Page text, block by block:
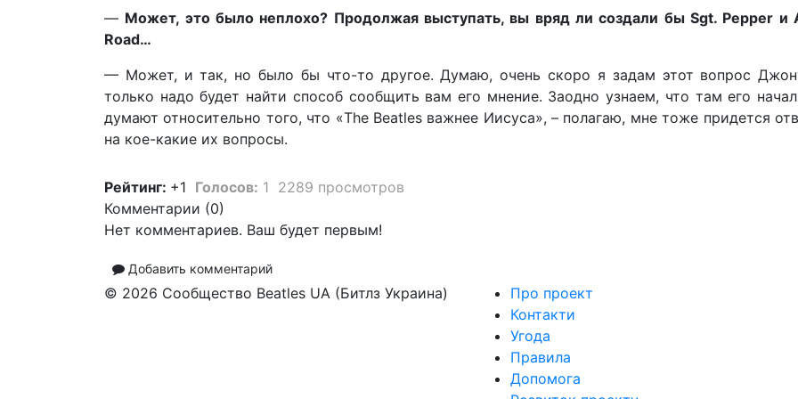
— Может, это было неплохо? Продолжая выступать, вы вряд ли создали бы Sgt. Pepper и
Road…
— Может, и так, но было бы что-то другое. Думаю, очень скоро я задам этот вопрос
только надо будет найти способ сообщить вам его мнение. Заодно узнаем, что там его
думают относительно того, что «The Beatles важнее Иисуса», – полагаю, мне тоже придется
на кое-какие их вопросы.
Рейтинг: +1 Голосов: 1 2289 просмотров
Комментарии (0)
Нет комментариев. Ваш будет первым!
Добавить комментарий
© 2026 Сообщество Beatles UA (Битлз Украина)
Про проект
Контакти
Угода
Правила
Допомога